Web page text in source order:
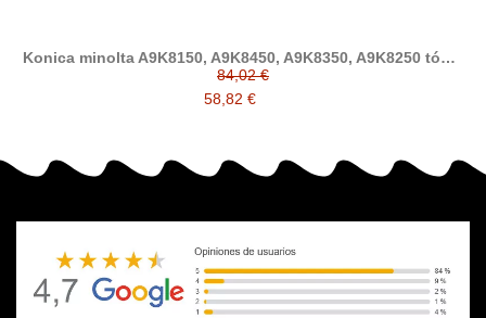
Konica minolta A9K8150, A9K8450, A9K8350, A9K8250 tóner
compatible (TN713)
84,02 €
58,82 €